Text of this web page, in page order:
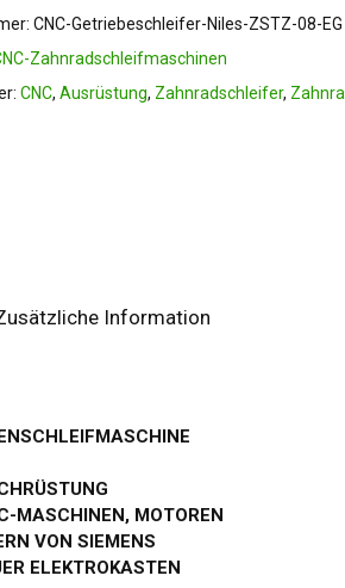
CNC-Getriebeschleifer-Niles-ZSTZ-08-EG
Zahnradschleifmaschinen
CNC, Ausrüstung, Zahnradschleifer,
Information
MASCHINEN, MOTOREN
VON SIEMENS
ELEKTROKASTEN